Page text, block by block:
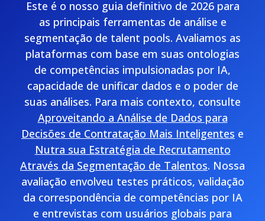
Este é o nosso guia definitivo de 2026 para
as principais ferramentas de análise e
segmentação de talent pools. Avaliamos as
plataformas com base em suas ontologias
de competências impulsionadas por IA,
capacidade de unificar dados e o poder de
suas análises. Para mais contexto, consulte
Aproveitando a Análise de Dados para
Decisões de Contratação Mais Inteligentes e
Nutra sua Estratégia de Recrutamento
Através da Segmentação de Talentos. Nossa
avaliação envolveu testes práticos, validação
da correspondência de competências por IA
e entrevistas com usuários globais para